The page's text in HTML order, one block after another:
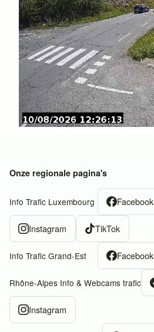
Onze regionale pagina's
Info Trafic Luxembourg Facebook
Instagram TikTok
Info Trafic Grand-Est Facebook
Rhône-Alpes Info & Webcams trafic
Instagram